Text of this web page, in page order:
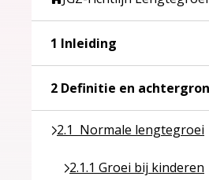
1 Inleiding
2 Definitie en
2.1 Normale lengtegroei
Ga naar pagina over 2.1
2.1.1 Groei bij kinderen
Ga naar pagina over